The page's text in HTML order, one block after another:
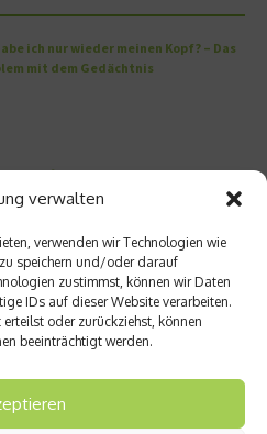
verwalten
verwenden wir Technologien wie
speichern und/oder darauf
zustimmst, können wir Daten
IDs auf dieser Website verarbeiten.
oder zurückziehst, können
beeinträchtigt werden.
ich nur wieder meinen Kopf? – Das
mit dem Gedächtnis
Kraft des Korns – So wichtig ist
der Nebenhöhlen: Symptome
Formen
Ashwagandha sollte ich kaufen?